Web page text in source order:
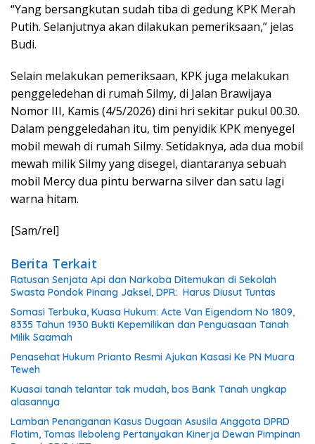
“Yang bersangkutan sudah tiba di gedung KPK Merah
Putih. Selanjutnya akan dilakukan pemeriksaan,” jelas
Budi.
Selain melakukan pemeriksaan, KPK juga melakukan
penggeledehan di rumah Silmy, di Jalan Brawijaya
Nomor III, Kamis (4/5/2026) dini hri sekitar pukul 00.30.
Dalam penggeledahan itu, tim penyidik KPK menyegel
mobil mewah di rumah Silmy. Setidaknya, ada dua mobil
mewah milik Silmy yang disegel, diantaranya sebuah
mobil Mercy dua pintu berwarna silver dan satu lagi
warna hitam.
[Sam/rel]
Berita Terkait
Ratusan Senjata Api dan Narkoba Ditemukan di Sekolah
Swasta Pondok Pinang Jaksel, DPR: Harus Diusut Tuntas
Somasi Terbuka, Kuasa Hukum: Acte Van Eigendom No 1809,
8335 Tahun 1930 Bukti Kepemilikan dan Penguasaan Tanah
Milik Saamah
Penasehat Hukum Prianto Resmi Ajukan Kasasi Ke PN Muara
Teweh
Kuasai tanah telantar tak mudah, bos Bank Tanah ungkap
alasannya
Lamban Penanganan Kasus Dugaan Asusila Anggota DPRD
Flotim, Tomas Ileboleng Pertanyakan Kinerja Dewan Pimpinan